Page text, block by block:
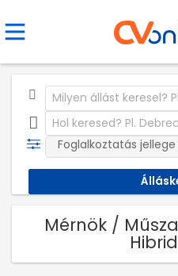
Foglalkoztatás jellege
Mérnök /